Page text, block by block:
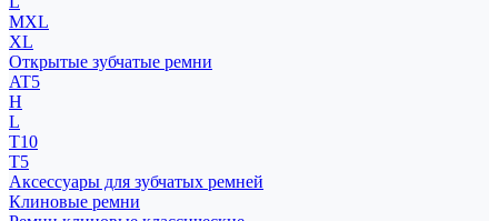
MXL
XL
Открытые зубчатые ремни
AT5
H
L
T10
T5
Аксессуары для зубчатых ремней
Клиновые ремни